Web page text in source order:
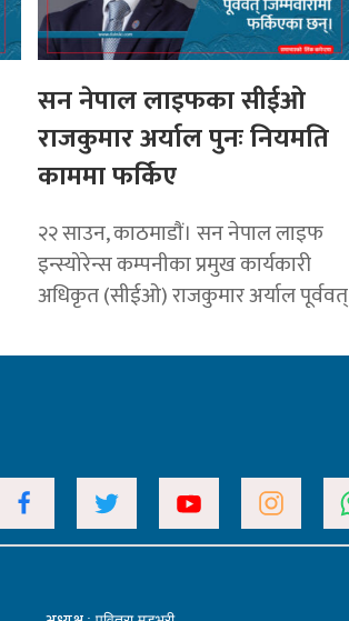
सन नेपाल लाइफका सीईओ
राजकुमार अर्याल पुनः नियमति
काममा फर्किए
२२ साउन, काठमाडाैं। सन नेपाल लाइफ
इन्स्योरेन्स कम्पनीका प्रमुख कार्यकारी
अधिकृत (सीईओ) राजकुमार अर्याल पूर्ववत्